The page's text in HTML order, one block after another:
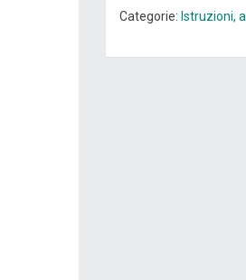
Categorie: Istruzioni,